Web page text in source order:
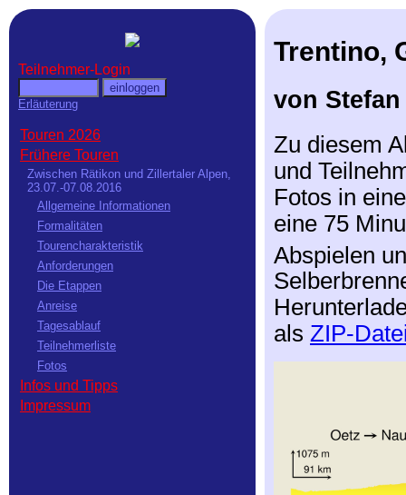
Trentino,
von
Zu diesem
und
Fotos in
eine 75
Abspielen
als ZIP-
Teilnehmer-Login
Erläuterung
Touren 2026
Frühere Touren
Zwischen Rätikon und Zillertaler Alpen,
23.07.-07.08.2016
Allgemeine Informationen
Formalitäten
Tourencharakteristik
Anforderungen
Die Etappen
Anreise
Tagesablauf
Teilnehmerliste
Fotos
Infos und Tipps
Impressum